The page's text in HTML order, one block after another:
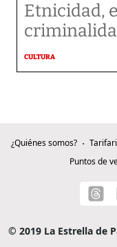
Etnicidad,
CULTURA
¿Quiénes somos?
Puntos de
© 2019 La Estrella de